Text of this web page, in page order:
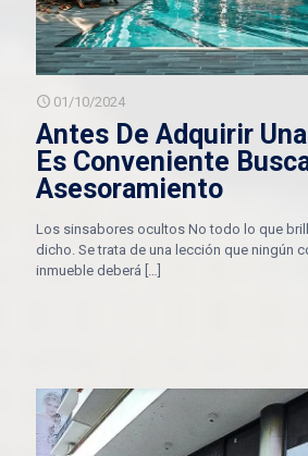
01/10/2024
Antes De Adquirir
Es Conveniente
Asesoramiento
Los sinsabores ocultos No todo lo que
dicho. Se trata de una lección que ningún
inmueble deberá